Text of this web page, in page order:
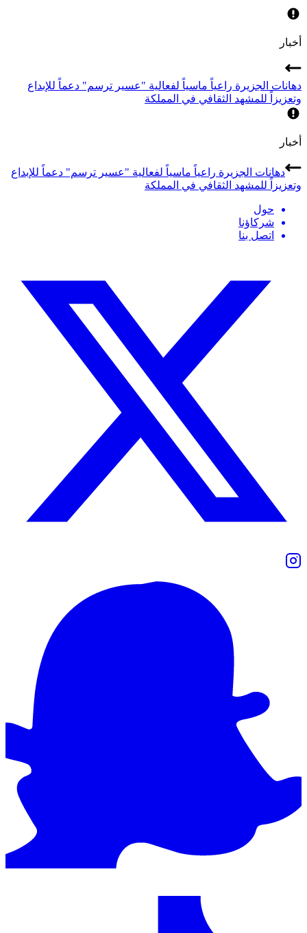
أخبار
دهانات الجزيرة راعياً ماسياً لفعالية "عسير ترسم" دعماً للإبداع
وتعزيزاً للمشهد الثقافي في المملكة
أخبار
دهانات الجزيرة راعياً ماسياً لفعالية "عسير ترسم" دعماً للإبداع
وتعزيزاً للمشهد الثقافي في المملكة
حول
شركاؤنا
اتصل بنا